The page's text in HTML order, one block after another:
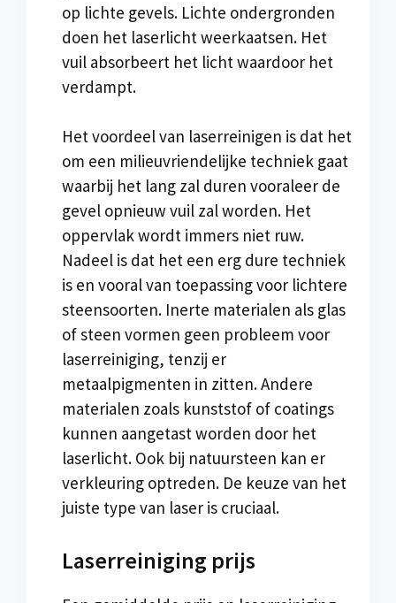
op lichte gevels. Lichte ondergronden
doen het laserlicht weerkaatsen. Het
vuil absorbeert het licht waardoor het
verdampt.
Het voordeel van laserreinigen is dat het
om een milieuvriendelijke techniek gaat
waarbij het lang zal duren vooraleer de
gevel opnieuw vuil zal worden. Het
oppervlak wordt immers niet ruw.
Nadeel is dat het een erg dure techniek
is en vooral van toepassing voor lichtere
steensoorten. Inerte materialen als glas
of steen vormen geen probleem voor
laserreiniging, tenzij er
metaalpigmenten in zitten. Andere
materialen zoals kunststof of coatings
kunnen aangetast worden door het
laserlicht. Ook bij natuursteen kan er
verkleuring optreden. De keuze van het
juiste type van laser is cruciaal.
Laserreiniging prijs